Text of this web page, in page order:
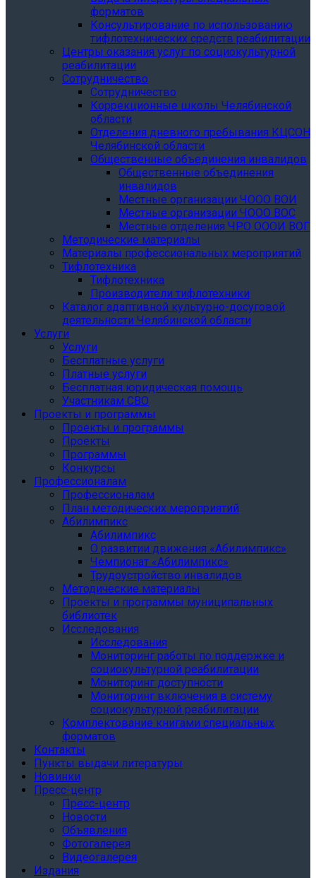
форматов
Консультирование по использованию
тифлотехнических средств реабилитации
Центры оказания услуг по социокультурной
реабилитации
Сотрудничество
Сотрудничество
Коррекционные школы Челябинской
области
Отделения дневного пребывания КЦСОН
Челябинской области
Общественные объединения инвалидов
Общественные объединения
инвалидов
Местные организации ЧООО ВОИ
Местные организации ЧООО ВОС
Местные отделения ЧРО ОООИ ВОГ
Методические материалы
Материалы профессиональных мероприятий
Тифлотехника
Тифлотехника
Производители тифлотехники
Каталог адаптивной культурно-досуговой
деятельности Челябинской области
Услуги
Услуги
Бесплатные услуги
Платные услуги
Бесплатная юридическая помощь
Участникам СВО
Проекты и программы
Проекты и программы
Проекты
Программы
Конкурсы
Профессионалам
Профессионалам
План методических мероприятий
Абилимпикс
Абилимпикс
О развитии движения «Абилимпикс»
Чемпионат «Абилимпикс»
Трудоустройство инвалидов
Методические материалы
Проекты и программы муниципальных
библиотек
Исследования
Исследования
Мониторинг работы по поддержке и
социокультурной реабилитации
Мониторинг доступности
Мониторинг включения в систему
социокультурной реабилитации
Комплектование книгами специальных
форматов
Контакты
Пункты выдачи литературы
Новинки
Пресс-центр
Пресс-центр
Новости
Объявления
Фотогалерея
Видеогалерея
Издания